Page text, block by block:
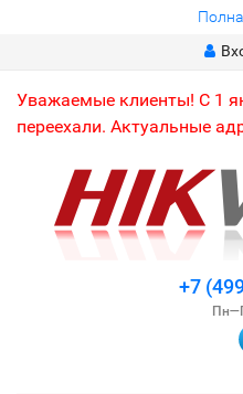
Уважаемые клиенты! С 1
переехали. Актуальные
+7